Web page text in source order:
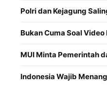
Polri dan Kejagung
Bukan Cuma Soal
MUI Minta Pemerintah
Indonesia Wajib